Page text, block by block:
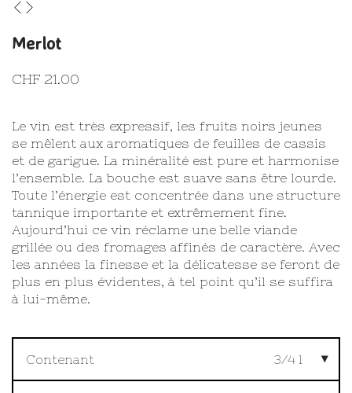
Le vin est très expressif, les fruits noirs jeunes
se mêlent aux aromatiques de feuilles de cassis
et de garigue. La minéralité est pure et harmonise
l’ensemble. La bouche est suave sans être lourde.
Toute l’énergie est concentrée dans une structure
tannique importante et extrêmement fine.
Aujourd’hui ce vin réclame une belle viande
grillée ou des fromages affinés de caractère. Avec
les années la finesse et la délicatesse se feront de
plus en plus évidentes, à tel point qu’il se suffira
à lui-même.
Merlot
CHF 21.00
Contenant 3/4 l